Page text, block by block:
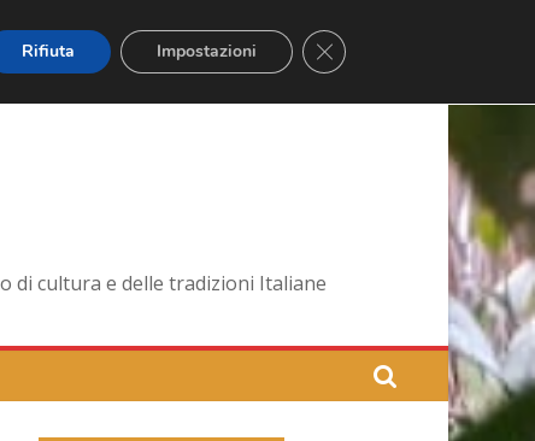
di cultura e delle tradizioni Italiane
Rifiuta Impostazioni Close GDPR Cookie Banner